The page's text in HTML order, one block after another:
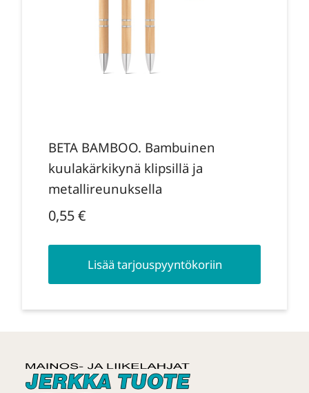
BETA BAMBOO. Bambuinen
kuulakärkikynä klipsillä ja
metallireunuksella
0,55€
Lisää tarjouspyyntökoriin